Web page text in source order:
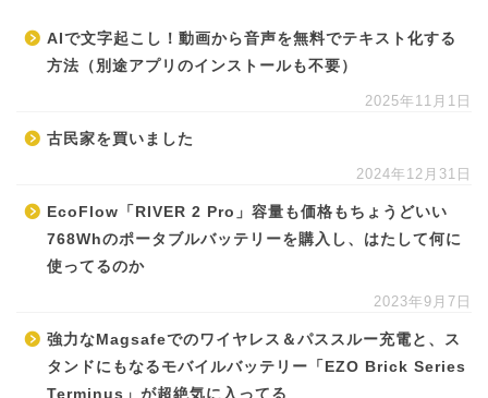
AIで文字起こし！動画から音声を無料でテキスト化する
方法（別途アプリのインストールも不要）
2025年11月1日
古民家を買いました
2024年12月31日
EcoFlow「RIVER 2 Pro」容量も価格もちょうどいい
768Whのポータブルバッテリーを購入し、はたして何に
使ってるのか
2023年9月7日
強力なMagsafeでのワイヤレス＆パススルー充電と、ス
タンドにもなるモバイルバッテリー「EZO Brick Series
Terminus」が超絶気に入ってる